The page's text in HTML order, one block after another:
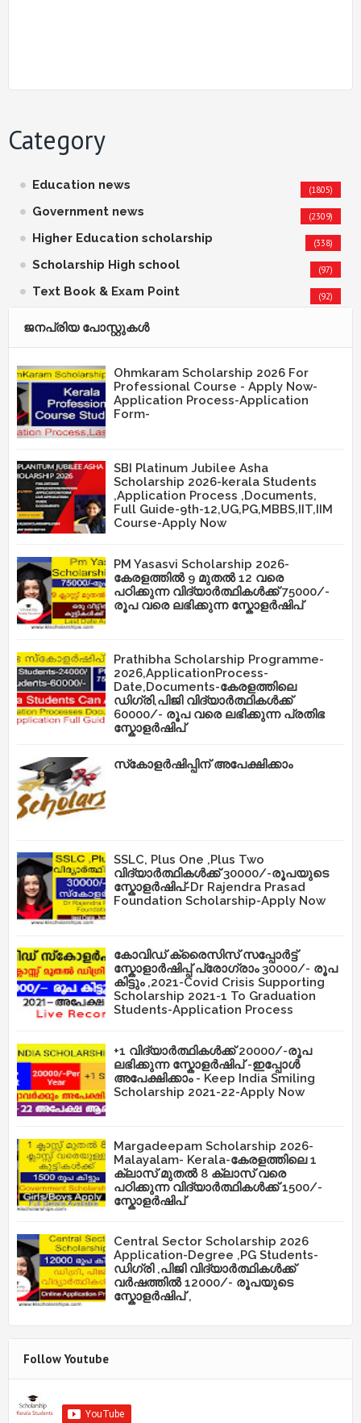
Category
Education news (1805)
Government news (2309)
Higher Education scholarship (338)
Scholarship High school (97)
Text Book & Exam Point (92)
ജനപ്രിയ പോസ്റ്റുകള്‍‌
Ohmkaram Scholarship 2026 For
Professional Course - Apply Now-
Application Process-Application
Form-
SBI Platinum Jubilee Asha
Scholarship 2026-kerala Students
,Application Process ,Documents,
Full Guide-9th-12,UG,PG,MBBS,IIT,IIM
Course-Apply Now
PM Yasasvi Scholarship 2026-
കേരളത്തിൽ 9 മുതൽ 12 വരെ
പഠിക്കുന്ന വിദ്യാർത്ഥികൾക്ക് 75000/-
രൂപ വരെ ലഭിക്കുന്ന സ്കോളർഷിപ്
Prathibha Scholarship Programme-
2026,ApplicationProcess-
Date,Documents-കേരളത്തിലെ
ഡിഗ്രി,പിജി വിദ്യാർത്ഥികൾക്ക്
60000/- രൂപ വരെ ലഭിക്കുന്ന പ്രതിഭ
സ്കോളർഷിപ്
സ്‌കോളർഷിപ്പിന് അപേക്ഷിക്കാം
SSLC, Plus One ,Plus Two
വിദ്യാർത്ഥികൾക്ക് 30000/-രൂപയുടെ
സ്കോളർഷിപ്-Dr Rajendra Prasad
Foundation Scholarship-Apply Now
കോവിഡ് ക്രൈസിസ് സപ്പോർട്ട്
സ്കോളാർഷിപ്പ് പ്രോഗ്രാം 30000/- രൂപ
കിട്ടും ,2021-Covid Crisis Supporting
Scholarship 2021-1 To Graduation
Students-Application Process
+1 വിദ്യാർത്ഥികൾക്ക് 20000/-രൂപ
ലഭിക്കുന്ന സ്കോളർഷിപ് -ഇപ്പോൾ
അപേക്ഷിക്കാം - Keep India Smiling
Scholarship 2021-22-Apply Now
Margadeepam Scholarship 2026-
Malayalam- Kerala-കേരളത്തിലെ 1
ക്ലാസ് മുതൽ 8 ക്ലാസ് വരെ
പഠിക്കുന്ന വിദ്യാർത്ഥികൾക്ക് 1500/-
സ്കോളർഷിപ്
Central Sector Scholarship 2026
Application-Degree ,PG Students-
ഡിഗ്രി ,പിജി വിദ്യാർത്ഥികൾക്ക്
വർഷത്തിൽ 12000/- രൂപയുടെ
സ്കോളർഷിപ് ,
Follow Youtube